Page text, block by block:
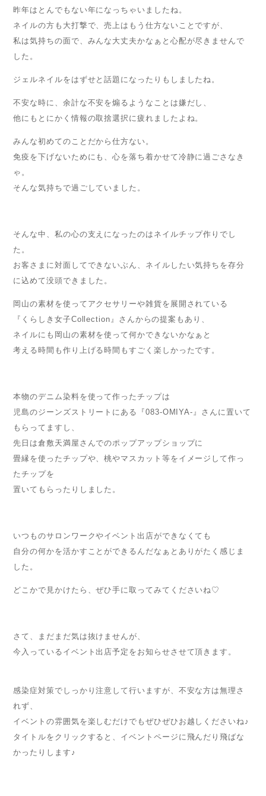
昨年はとんでもない年になっちゃいましたね。
ネイルの方も大打撃で、売上はもう仕方ないことですが、
私は気持ちの面で、みんな大丈夫かなぁと心配が尽きませんで
した。
ジェルネイルをはずせと話題になったりもしましたね。
不安な時に、余計な不安を煽るようなことは嫌だし、
他にもとにかく情報の取捨選択に疲れましたよね。
みんな初めてのことだから仕方ない。
免疫を下げないためにも、心を落ち着かせて冷静に過ごさなき
ゃ。
そんな気持ちで過ごしていました。
そんな中、私の心の支えになったのはネイルチップ作りでし
た。
お客さまに対面してできないぶん、ネイルしたい気持ちを存分
に込めて没頭できました。
岡山の素材を使ってアクセサリーや雑貨を展開されている
『くらしき女子Collection』さんからの提案もあり、
ネイルにも岡山の素材を使って何かできないかなぁと
考える時間も作り上げる時間もすごく楽しかったです。
本物のデニム染料を使って作ったチップは
児島のジーンズストリートにある『083-OMIYA-』さんに置いて
もらってますし、
先日は倉敷天満屋さんでのポップアップショップに
畳縁を使ったチップや、桃やマスカット等をイメージして作っ
たチップを
置いてもらったりしました。
いつものサロンワークやイベント出店ができなくても
自分の何かを活かすことができるんだなぁとありがたく感じま
した。
どこかで見かけたら、ぜひ手に取ってみてくださいね♡
さて、まだまだ気は抜けませんが、
今入っているイベント出店予定をお知らせさせて頂きます。
感染症対策でしっかり注意して行いますが、不安な方は無理さ
れず、
イベントの雰囲気を楽しむだけでもぜひぜひお越しくださいね♪
タイトルをクリックすると、イベントページに飛んだり飛ばな
かったりします♪